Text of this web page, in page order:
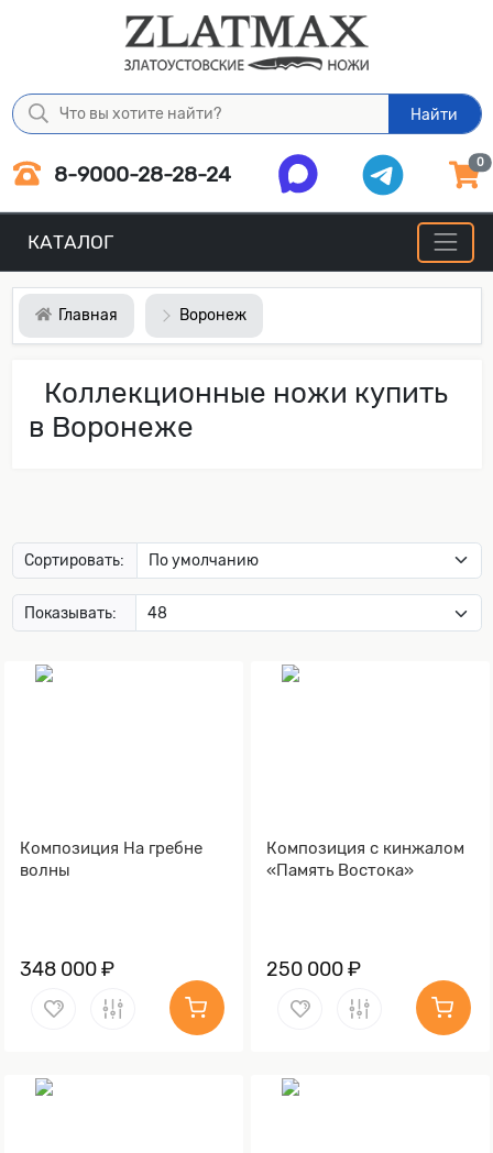
Найти
8-9000-28-28-24 0
КАТАЛОГ
Главная Воронеж
Коллекционные ножи купить
в Воронеже
Сортировать:
Показывать:
Композиция На гребне
волны
348 000 ₽
Композиция с кинжалом
«Память Востока»
250 000 ₽